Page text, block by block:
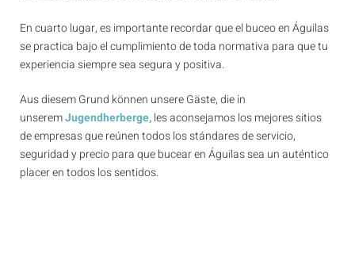
En cuarto lugar, es importante recordar que el buceo en Águilas
se practica bajo el cumplimiento de toda normativa para que tu
experiencia siempre sea segura y positiva.
Aus diesem Grund können unsere Gäste, die in
unseremJugendherberge,les aconsejamos los mejores sitios
de empresas que reúnen todos los stándares de servicio,
seguridad y precio para que bucear en Águilas sea un auténtico
placer en todos los sentidos.